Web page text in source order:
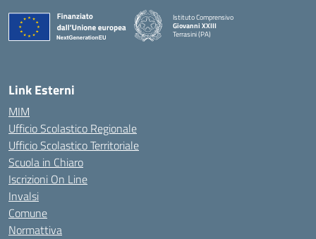
Istituto Comprensivo
Giovanni XXIII
Terrasini (PA)
Link Esterni
MIM
Ufficio Scolastico Regionale
Ufficio Scolastico Territoriale
Scuola in Chiaro
Iscrizioni On Line
Invalsi
Comune
Normattiva